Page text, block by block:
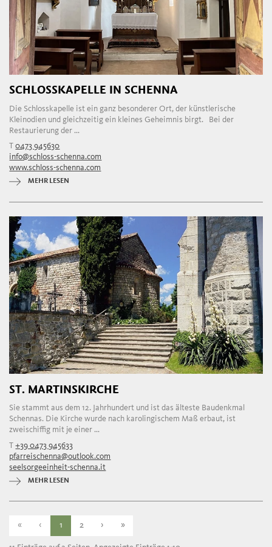
SCHLOSSKAPELLE IN SCHENNA
Die Schlosskapelle ist ein ganz besonderer Ort, der künstlerische
Kleinodien und gleichzeitig ein kleines Geheimnis birgt. Bei der
Restaurierung der ...
T0473 945630
info@schloss-schenna.com
www.schloss-schenna.com
MEHR LESEN
ST. MARTINSKIRCHE
Sie stammt aus dem 12. Jahrhundert und ist das älteste Baudenkmal
Schennas. Die Kirche wurde nach karolingischem Maß erbaut, ist
zweischiffig mit je einer ...
T+39 0473 945633
pfarreischenna@outlook.com
seelsorgeeinheit-schenna.it
MEHR LESEN
« ‹ 1 2 › »